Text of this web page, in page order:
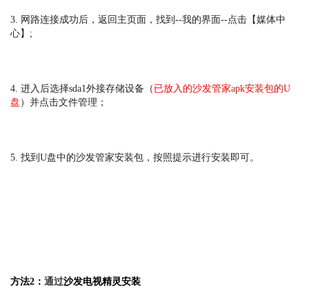
3. 网路连接成功后，返回主页面，找到--我的界面--点击【媒体中
心】;
4. 进入后选择sda1外接存储设备（ 已放入的沙发管家apk安装包的U
盘 ）并点击文件管理；
5. 找到U盘中的沙发管家安装包，按照提示进行安装即可。
方法2： 通过沙发电视精灵安装